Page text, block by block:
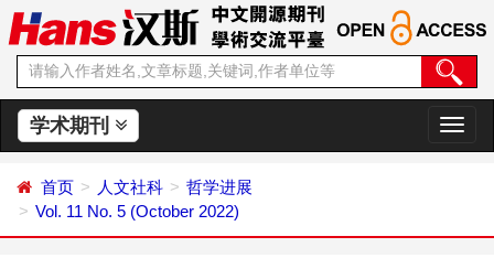
学术期刊
切
换
首页 人文社科
哲学进展
Vol. 11 No. 5 (October 2022)